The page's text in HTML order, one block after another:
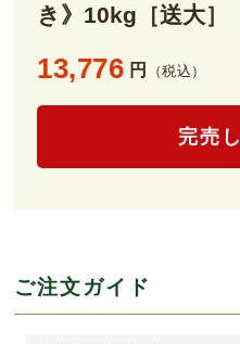
き》10kg［送大］
13,776 円 （税込）
完売
ご注文ガイド